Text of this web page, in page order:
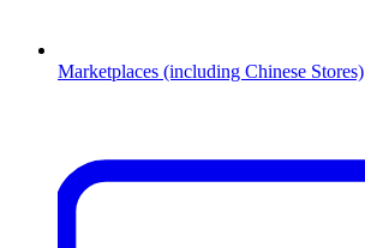
Marketplaces (including Chinese Stores)